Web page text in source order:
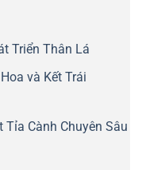
Triển Thân Lá
và Kết Trái
Tỉa Cành Chuyên Sâu